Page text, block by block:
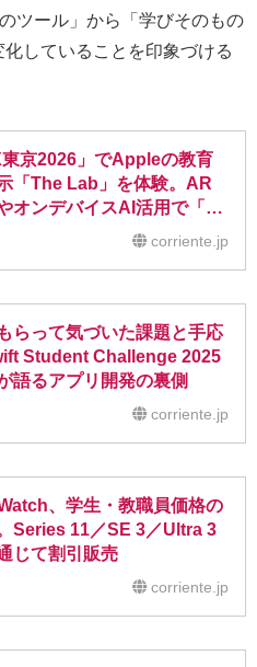
ツール」から「学びそのもの
していることを印象づける
東京2026」でAppleの教育
「The Lab」を体験。AR
オンデバイスAI活用で「学
役」の教育環境へ corriente.jp
らって気づいた課題と手応
Student Challenge 2025
語るアプリ開発の裏側
corriente.jp
、学生・教職員価格の
Series 11／SE 3／Ultra 3
じて割引販売
corriente.jp